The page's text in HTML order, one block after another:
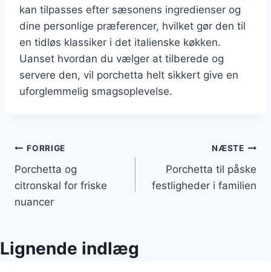
kan tilpasses efter sæsonens ingredienser og
dine personlige præferencer, hvilket gør den til
en tidløs klassiker i det italienske køkken.
Uanset hvordan du vælger at tilberede og
servere den, vil porchetta helt sikkert give en
uforglemmelig smagsoplevelse.
Indlægsnavigation
FORRIGE
Porchetta og
citronskal for friske
nuancer
NÆSTE
Porchetta til påske
festligheder i familien
Lignende indlæg